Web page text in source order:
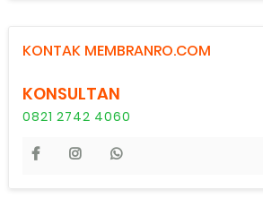
KONTAK MEMBRANRO.COM
KONSULTAN
0821 2742 4060